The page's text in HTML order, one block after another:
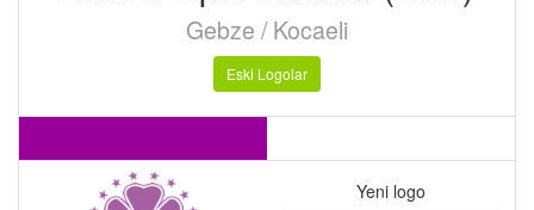
Gebze / Kocaeli
Eski Logolar
Yeni logo